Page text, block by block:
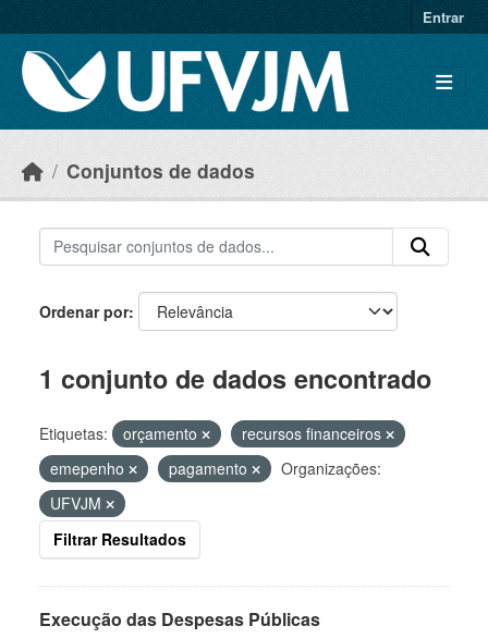
Entrar
Conjuntos de dados
Ordenar por
1 conjunto de dados encontrado
Etiquetas: orçamento
recursos financeiros
emepenho
pagamento
Organizações:
UFVJM
Filtrar Resultados
Execução das Despesas Públicas